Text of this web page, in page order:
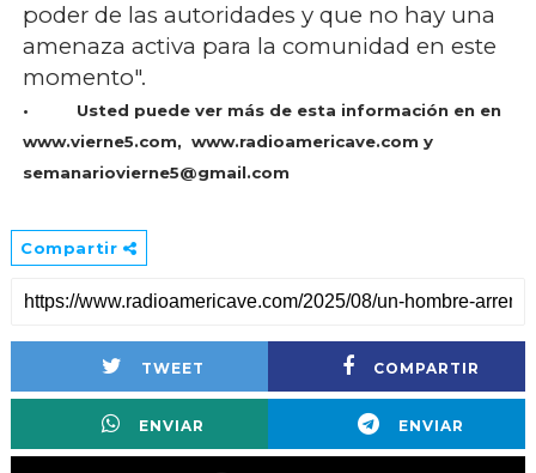
poder de las autoridades y que no hay una
amenaza activa para la comunidad en este
momento".
•
Usted puede ver más de esta información en en
www.vierne5.com, www.radioamericave.com y
semanariovierne5@gmail.com
Compartir
TWEET COMPARTIR
ENVIAR ENVIAR